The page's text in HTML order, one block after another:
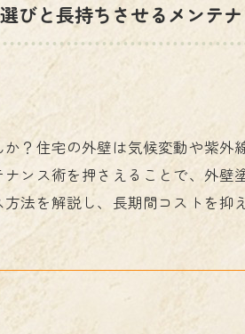
びと長持ちさせるメンテ
？住宅の外壁は気候変動や紫
ンス術を押さえることで、外
法を解説し、長期間コストを抑